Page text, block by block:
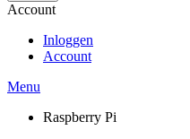
Account
Inloggen
Account
Menu
Raspberry Pi